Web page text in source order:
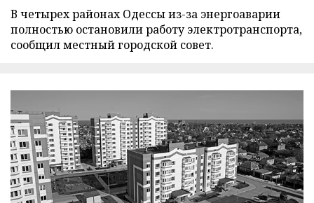
В четырех районах Одессы из-за энергоаварии
полностью остановили работу электротранспорта,
сообщил местный городской совет.